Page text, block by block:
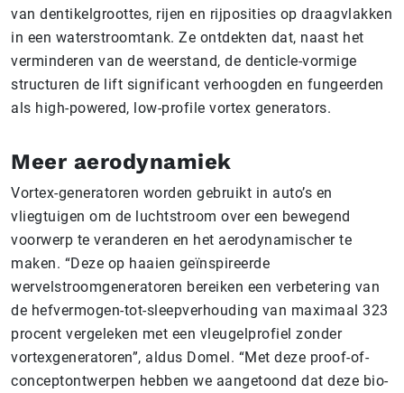
van dentikelgroottes, rijen en rijposities op draagvlakken
in een waterstroomtank. Ze ontdekten dat, naast het
verminderen van de weerstand, de denticle-vormige
structuren de lift significant verhoogden en fungeerden
als high-powered, low-profile vortex generators.
Meer aerodynamiek
Vortex-generatoren worden gebruikt in auto’s en
vliegtuigen om de luchtstroom over een bewegend
voorwerp te veranderen en het aerodynamischer te
maken. “Deze op haaien geïnspireerde
wervelstroomgeneratoren bereiken een verbetering van
de hefvermogen-tot-sleepverhouding van maximaal 323
procent vergeleken met een vleugelprofiel zonder
vortexgeneratoren”, aldus Domel. “Met deze proof-of-
conceptontwerpen hebben we aangetoond dat deze bio-